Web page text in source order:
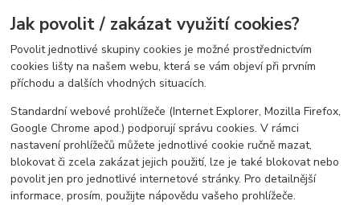
Jak povolit / zakázat využití cookies?
Povolit jednotlivé skupiny cookies je možné prostřednictvím
cookies lišty na našem webu, která se vám objeví při prvním
příchodu a dalších vhodných situacích.
Standardní webové prohlížeče (Internet Explorer, Mozilla Firefox,
Google Chrome apod.) podporují správu cookies. V rámci
nastavení prohlížečů můžete jednotlivé cookie ručně mazat,
blokovat či zcela zakázat jejich použití, lze je také blokovat nebo
povolit jen pro jednotlivé internetové stránky. Pro detailnější
informace, prosím, použijte nápovědu vašeho prohlížeče.